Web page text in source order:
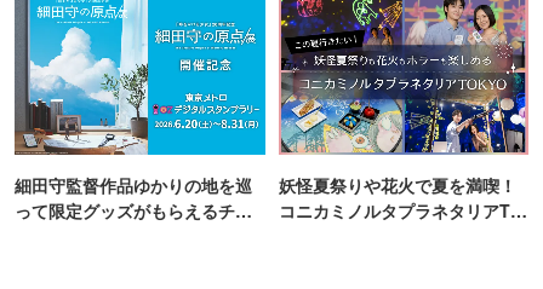
細田守監督作品ゆかりの地を巡
って限定グッズがもらえるチャ
妖怪夏祭りや花火で夏を満喫！
コニカミノルタプラネタリアTO